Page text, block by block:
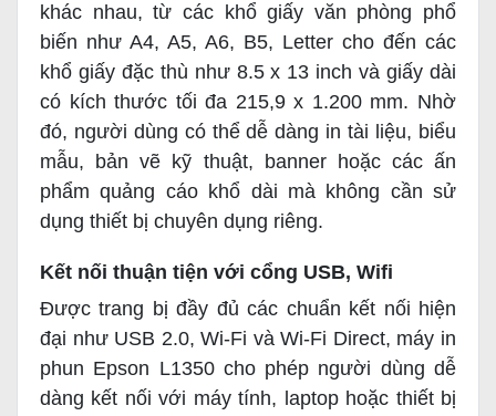
khác nhau, từ các khổ giấy văn phòng phổ
biến như A4, A5, A6, B5, Letter cho đến các
khổ giấy đặc thù như 8.5 x 13 inch và giấy dài
có kích thước tối đa 215,9 x 1.200 mm. Nhờ
đó, người dùng có thể dễ dàng in tài liệu, biểu
mẫu, bản vẽ kỹ thuật, banner hoặc các ấn
phẩm quảng cáo khổ dài mà không cần sử
dụng thiết bị chuyên dụng riêng.
Kết nối thuận tiện với cổng USB, Wifi
Được trang bị đầy đủ các chuẩn kết nối hiện
đại như USB 2.0, Wi-Fi và Wi-Fi Direct, máy in
phun Epson L1350 cho phép người dùng dễ
dàng kết nối với máy tính, laptop hoặc thiết bị